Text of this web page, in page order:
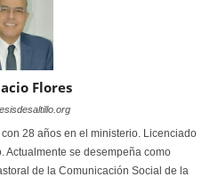
Flores
28 años en el ministerio. Licenciado
Actualmente se desempeña como
de la Comunicación Social de la